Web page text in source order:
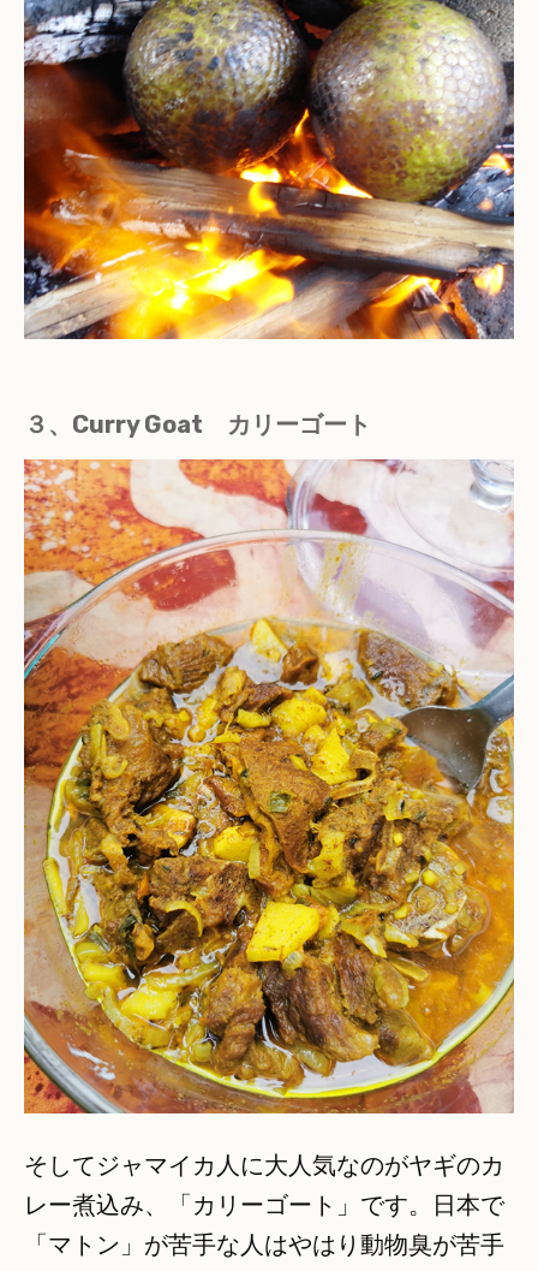
３、Curry Goat カリーゴート
そしてジャマイカ人に大人気なのがヤギのカ
レー煮込み、「カリーゴート」です。日本で
「マトン」が苦手な人はやはり動物臭が苦手